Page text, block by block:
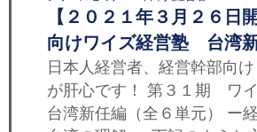
【２０２１年３月２６日
向けワイズ経営塾 台湾
日本人経営者、経営幹部向
が肝心です！ 第３１期 ワ
台湾新任編（全６単元） ー